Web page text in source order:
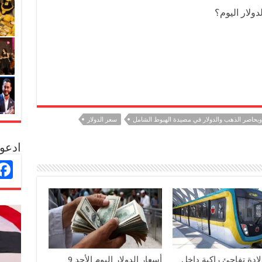
اليوم؟
الذهب والدولار في مصيدة الهبوط الشامل
سعر الدولار
تفاجئ راكبة داخل
أسعار الدولار اليوم الأحد 9